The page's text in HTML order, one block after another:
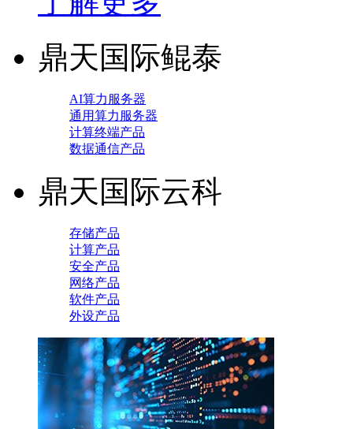
鼎天国际鲲泰
AI算力服务器
通用算力服务器
计算终端产品
数据通信产品
鼎天国际云科
存储产品
计算产品
安全产品
网络产品
软件产品
外设产品